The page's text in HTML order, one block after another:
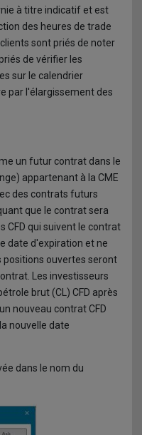
à titre indicatif et est
des heures de trade
sont priés de noter
de vérifier les
sur le calendrier
par l'élargissement des
un futur contrat dans le
appartenant à la CME
des contrats futurs
que le contrat sera
CFD qui suivent le contrat
date d'expiration et ne
positions ouvertes seront
Les investisseurs
brut (CL) CFD après
nouveau contrat CFD
nouvelle date
dans le nom du